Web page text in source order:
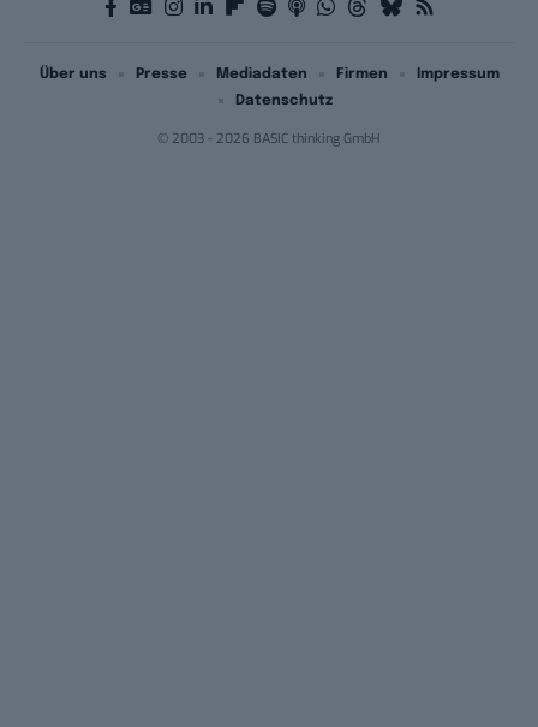
© 2003 - 2026 BASIC thinking GmbH
Über uns Presse Mediadaten Firmen
Impressum
Datenschutz